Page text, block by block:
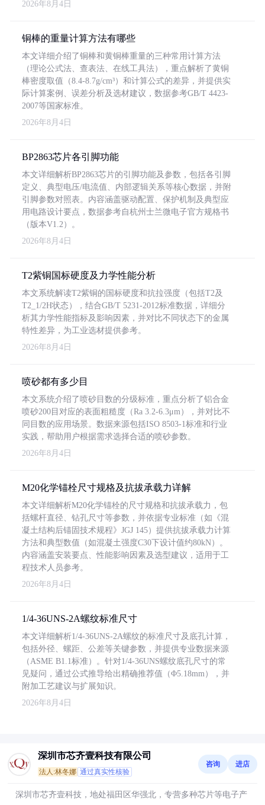
2026年8月4日
铜棒的重量计算方法有哪些
本文详细介绍了铜棒和黄铜棒重量的三种常用计算方法
（理论公式法、查表法、在线工具法），重点解析了黄铜
棒密度取值（8.4-8.7g/cm³）和计算公式的差异，并提供实
际计算案例、误差分析及选材建议，数据参考GB/T 4423-
2007等国家标准。
2026年8月4日
BP2863芯片各引脚功能
本文详细解析BP2863芯片的引脚功能及参数，包括各引脚
定义、典型电压/电流值、内部逻辑关系等核心数据，并附
引脚参数对照表。内容涵盖驱动配置、保护机制及典型应
用电路设计要点，数据参考自杭州士兰微电子官方规格书
（版本V1.2）。
2026年8月4日
T2紫铜国标硬度及力学性能分析
本文系统解读T2紫铜的国标硬度和抗拉强度（包括T2及
T2_1/2H状态），结合GB/T 5231-2012标准数据，详细分
析其力学性能指标及影响因素，并对比不同状态下的金属
特性差异，为工业选材提供参考。
2026年8月4日
喷砂都有多少目
本文系统介绍了喷砂目数的分级标准，重点分析了铝合金
喷砂200目对应的表面粗糙度（Ra 3.2-6.3μm），并对比不
同目数的应用场景。数据来源包括ISO 8503-1标准和行业
实践，帮助用户根据需求选择合适的喷砂参数。
2026年8月4日
M20化学锚栓尺寸规格及抗拔承载力详解
本文详细解析M20化学锚栓的尺寸规格和抗拔承载力，包
括螺杆直径、钻孔尺寸等参数，并依据专业标准（如《混
凝土结构后锚固技术规程》JGJ 145）提供抗拔承载力计算
方法和典型数值（如混凝土强度C30下设计值约80kN）。
内容涵盖安装要点、性能影响因素及选型建议，适用于工
程技术人员参考。
2026年8月4日
1/4-36UNS-2A螺纹标准尺寸
本文详细解析1/4-36UNS-2A螺纹的标准尺寸及底孔计算，
包括外径、螺距、公差等关键参数，并提供专业数据来源
（ASME B1.1标准）。针对1/4-36UNS螺纹底孔尺寸的常
见疑问，通过公式推导给出精确推荐值（Φ5.18mm），并
附加工艺建议与扩展知识。
2026年8月4日
深圳市芯齐壹科技有限公司
法人:林冬娜 通过真实性核验
咨询 进店
深圳市芯齐壹科技，地处福田区华强北，专营多种芯片等电子产